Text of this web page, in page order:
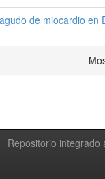
de miocardio en
Repositorio integrado